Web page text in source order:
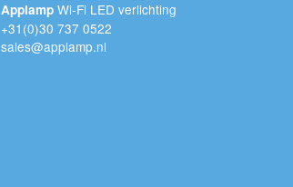
Applamp Wi-Fi LED verlichting
+31(0)30 737 0522
sales@applamp.nl